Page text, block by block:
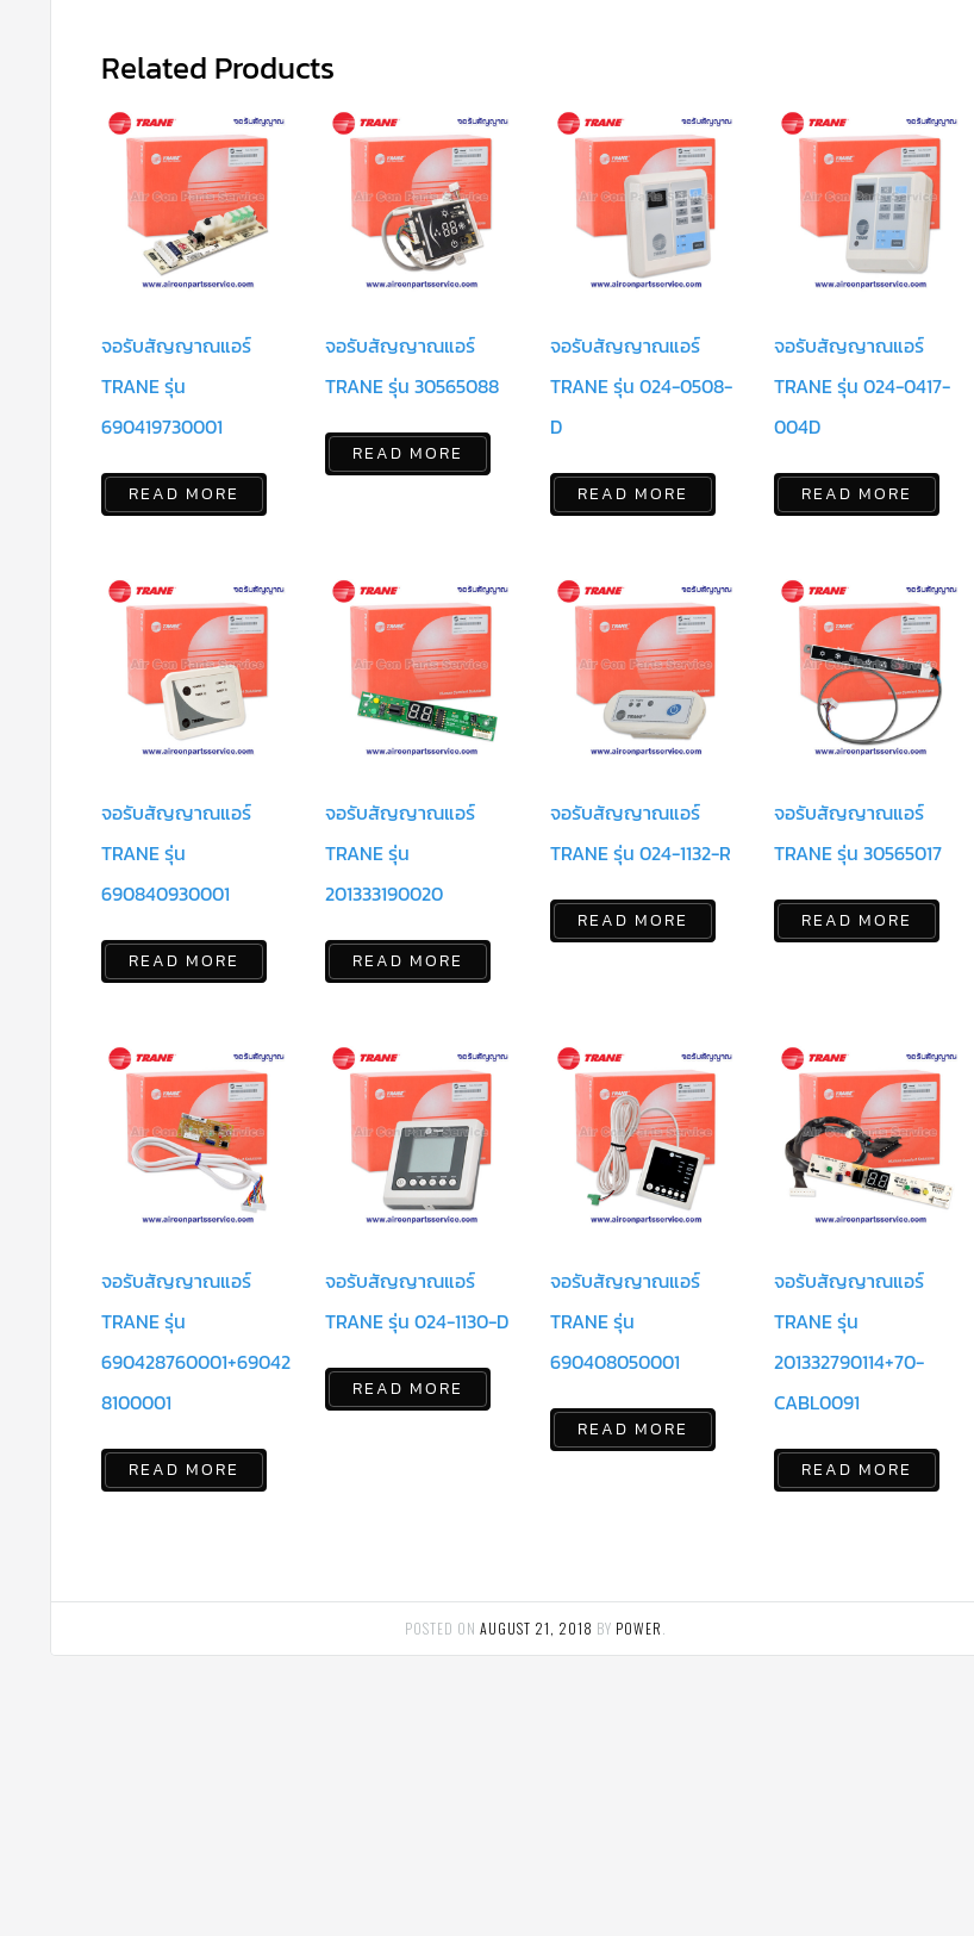
Related Products
จอรับสัญญาณแอร์
TRANE รุ่น
690419730001
READ MORE
จอรับสัญญาณแอร์
TRANE รุ่น 30565088
READ MORE
จอรับสัญญาณแอร์
TRANE รุ่น 024-0508-
D
READ MORE
จอรับสัญญาณแอร์
TRANE รุ่น 024-0417-
004D
READ MORE
จอรับสัญญาณแอร์
TRANE รุ่น
690840930001
READ MORE
จอรับสัญญาณแอร์
TRANE รุ่น
201333190020
READ MORE
จอรับสัญญาณแอร์
TRANE รุ่น 024-1132-R
READ MORE
จอรับสัญญาณแอร์
TRANE รุ่น 30565017
READ MORE
จอรับสัญญาณแอร์
TRANE รุ่น
690428760001+69042
8100001
READ MORE
จอรับสัญญาณแอร์
TRANE รุ่น 024-1130-D
READ MORE
จอรับสัญญาณแอร์
TRANE รุ่น
690408050001
READ MORE
จอรับสัญญาณแอร์
TRANE รุ่น
201332790114+70-
CABL0091
READ MORE
POSTED ON AUGUST 21, 2018 BY POWER